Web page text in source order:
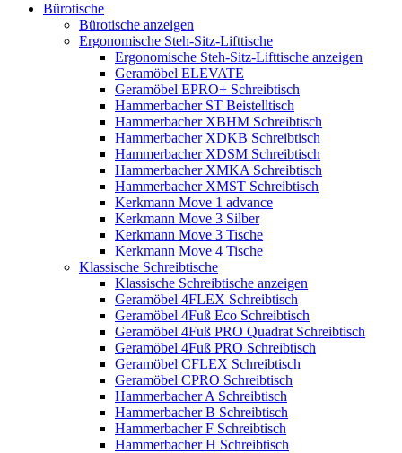
Bürotische
Bürotische anzeigen
Ergonomische Steh-Sitz-Lifttische
Ergonomische Steh-Sitz-Lifttische anzeigen
Geramöbel ELEVATE
Geramöbel EPRO+ Schreibtisch
Hammerbacher ST Beistelltisch
Hammerbacher XBHM Schreibtisch
Hammerbacher XDKB Schreibtisch
Hammerbacher XDSM Schreibtisch
Hammerbacher XMKA Schreibtisch
Hammerbacher XMST Schreibtisch
Kerkmann Move 1 advance
Kerkmann Move 3 Silber
Kerkmann Move 3 Tische
Kerkmann Move 4 Tische
Klassische Schreibtische
Klassische Schreibtische anzeigen
Geramöbel 4FLEX Schreibtisch
Geramöbel 4Fuß Eco Schreibtisch
Geramöbel 4Fuß PRO Quadrat Schreibtisch
Geramöbel 4Fuß PRO Schreibtisch
Geramöbel CFLEX Schreibtisch
Geramöbel CPRO Schreibtisch
Hammerbacher A Schreibtisch
Hammerbacher B Schreibtisch
Hammerbacher F Schreibtisch
Hammerbacher H Schreibtisch